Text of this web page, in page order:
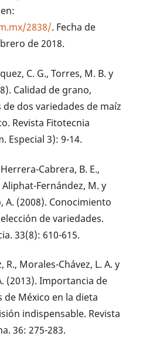
2838/. Fecha de
de 2018.
C. G., Torres, M. B. y
Calidad de grano,
dos variedades de maíz
Revista Fitotecnia
Especial 3): 9-14.
Cabrera, B. E.,
Aliphat-Fernández, M. y
A. (2008). Conocimiento
de variedades.
33(8): 610-615.
R., Morales-Chávez, L. A. y
(2013). Importancia de
de México en la dieta
indispensable. Revista
36: 275-283.